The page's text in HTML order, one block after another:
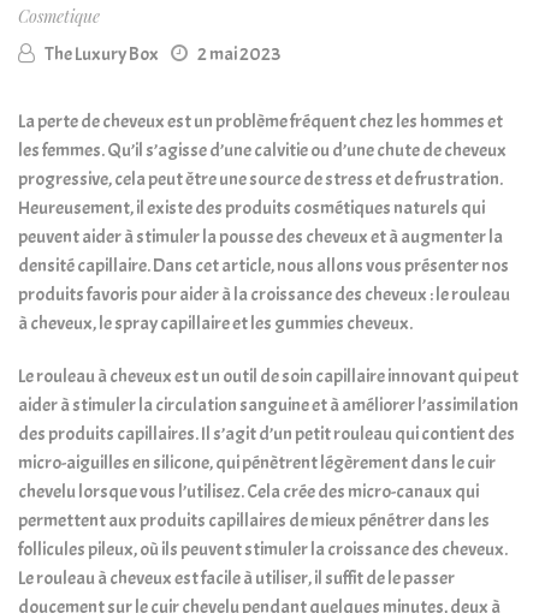
Cosmetique
The Luxury Box 2 mai 2023
La perte de cheveux est un problème fréquent chez les hommes et
les femmes. Qu’il s’agisse d’une calvitie ou d’une chute de cheveux
progressive, cela peut être une source de stress et de frustration.
Heureusement, il existe des produits cosmétiques naturels qui
peuvent aider à stimuler la pousse des cheveux et à augmenter la
densité capillaire. Dans cet article, nous allons vous présenter nos
produits favoris pour aider à la croissance des cheveux : le rouleau
à cheveux, le spray capillaire et les gummies cheveux.
Le rouleau à cheveux est un outil de soin capillaire innovant qui peut
aider à stimuler la circulation sanguine et à améliorer l’assimilation
des produits capillaires. Il s’agit d’un petit rouleau qui contient des
micro-aiguilles en silicone, qui pénètrent légèrement dans le cuir
chevelu lorsque vous l’utilisez. Cela crée des micro-canaux qui
permettent aux produits capillaires de mieux pénétrer dans les
follicules pileux, où ils peuvent stimuler la croissance des cheveux.
Le rouleau à cheveux est facile à utiliser, il suffit de le passer
doucement sur le cuir chevelu pendant quelques minutes, deux à